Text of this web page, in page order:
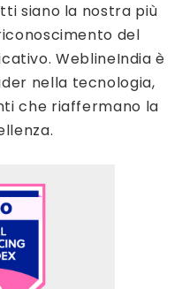
siano la nostra più
del
WeblineIndia è
nella tecnologia,
che riaffermano la